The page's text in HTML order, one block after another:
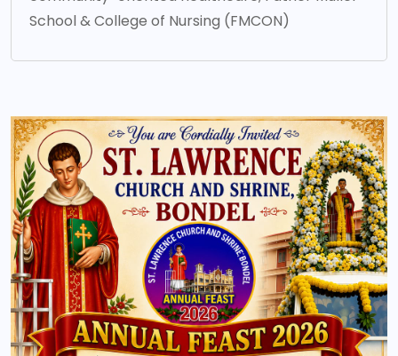
School & College of Nursing (FMCON)